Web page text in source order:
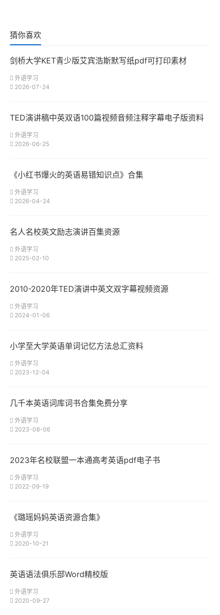
猜你喜欢
剑桥大学KET青少版艾宾浩斯默写纸pdf可打印素材
外语学习
2026-07-24
TED演讲稿中英双语100篇视频音频注释字幕电子版资料
外语学习
2026-06-25
《小红书爆火的英语易错知识点》合集
外语学习
2026-04-24
名人名校英文励志演讲百集资源
外语学习
2025-02-10
2010-2020年TED演讲中英文双字幕视频资源
外语学习
2024-01-06
小学至大学英语单词记忆方法总汇资料
外语学习
2023-12-04
几千本英语词库词书合集免费分享
外语学习
2023-08-06
2023年名校联盟一本通高考英语pdf电子书
外语学习
2022-09-19
《璐瑶妈妈英语资源合集》
外语学习
2020-10-21
英语语法俱乐部Word精校版
外语学习
2020-09-27